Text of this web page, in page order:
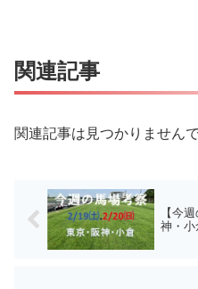
関連記事
関連記事は見つかりませんで
【今
神・小